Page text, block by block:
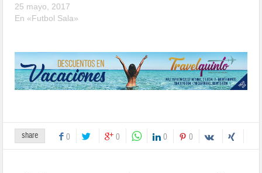
25 mayo, 2017
En «Futbol Sala»
share 0 0 0 0